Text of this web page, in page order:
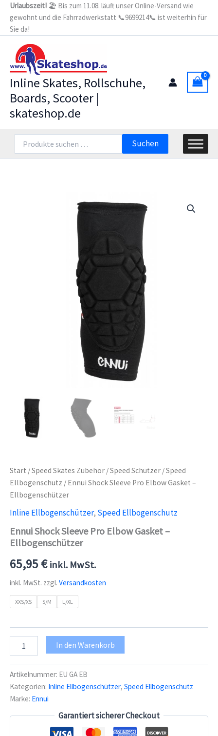
Zum
Inhalt
springen
Urlaubszeit! 🏖️ Bis zum 11.08. läuft unser Online-Versand wie
gewohnt und die Fahrradwerkstatt 📞9699214📞 ist weiterhin für
Sie da!
Inline Skates, Rollschuhe,
Boards, Scooter |
skateshop.de
nach:
Suchen
Start /Speed Skates Zubehör /Speed Schützer /Speed
Ellbogenschutz / Ennui Shock Sleeve Pro Elbow Gasket –
Ellbogenschützer
Inline Ellbogenschützer, Speed Ellbogenschutz
Ennui Shock Sleeve Pro Elbow Gasket –
Ellbogenschützer
65,95€ inkl. MwSt.
inkl. MwSt. zzgl. Versandkosten
XXS/XS S/M L/XL
Shock
Pro
Elbow
Gasket
-
Menge
In den Warenkorb
Artikelnummer: EU GA EB
Kategorien: Inline Ellbogenschützer, Speed Ellbogenschutz
Marke: Ennui
Garantiert sicherer Checkout